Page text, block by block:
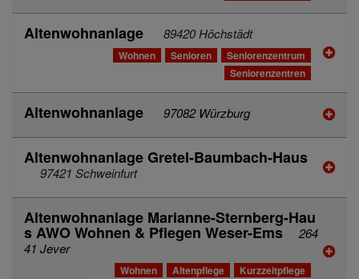
Altenwohnanlage 89420 Höchstädt
Wohnen Senioren
Seniorenzentrum
Seniorenzentren
Altenwohnanlage 97082 Würzburg
Altenwohnanlage Gretel-Baumbach-Haus
97421 Schweinfurt
Altenwohnanlage Marianne-Sternberg-Hau
s AWO Wohnen & Pflegen Weser-Ems
264
41 Jever
Wohnen Altenpflege
Kurzzeitpflege